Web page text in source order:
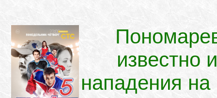
известно
нападения